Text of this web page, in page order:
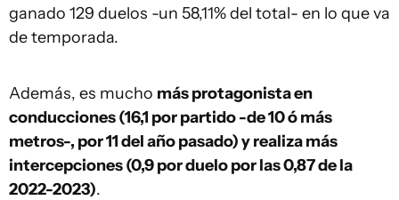
ganado 129 duelos -un 58,11% del total- en lo que va
de temporada.
Además, es mucho más protagonista en
conducciones (16,1 por partido -de 10 ó más
metros-, por 11 del año pasado) y realiza más
intercepciones (0,9 por duelo por las 0,87 de la
2022-2023).